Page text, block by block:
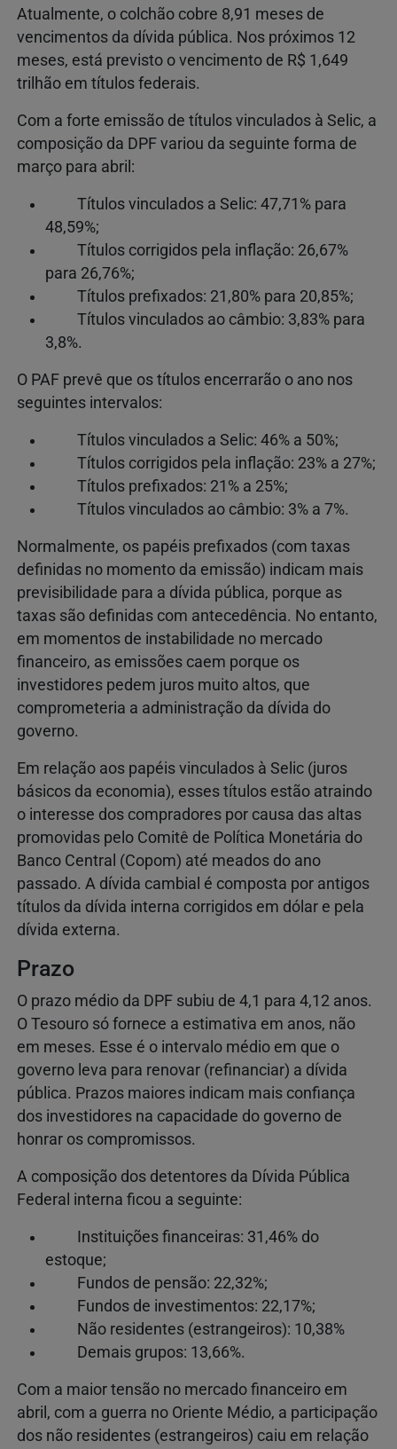
Atualmente, o colchão cobre 8,91 meses de
vencimentos da dívida pública. Nos próximos 12
meses, está previsto o vencimento de R$ 1,649
trilhão em títulos federais.
Com a forte emissão de títulos vinculados à Selic, a
composição da DPF variou da seguinte forma de
março para abril:
Títulos vinculados a Selic: 47,71% para
48,59%;
Títulos corrigidos pela inflação: 26,67%
para 26,76%;
Títulos prefixados: 21,80% para 20,85%;
Títulos vinculados ao câmbio: 3,83% para
3,8%.
O PAF prevê que os títulos encerrarão o ano nos
seguintes intervalos:
Títulos vinculados a Selic: 46% a 50%;
Títulos corrigidos pela inflação: 23% a 27%;
Títulos prefixados: 21% a 25%;
Títulos vinculados ao câmbio: 3% a 7%.
Normalmente, os papéis prefixados (com taxas
definidas no momento da emissão) indicam mais
previsibilidade para a dívida pública, porque as
taxas são definidas com antecedência. No entanto,
em momentos de instabilidade no mercado
financeiro, as emissões caem porque os
investidores pedem juros muito altos, que
comprometeria a administração da dívida do
governo.
Em relação aos papéis vinculados à Selic (juros
básicos da economia), esses títulos estão atraindo
o interesse dos compradores por causa das altas
promovidas pelo Comitê de Política Monetária do
Banco Central (Copom) até meados do ano
passado. A dívida cambial é composta por antigos
títulos da dívida interna corrigidos em dólar e pela
dívida externa.
Prazo
O prazo médio da DPF subiu de 4,1 para 4,12 anos.
O Tesouro só fornece a estimativa em anos, não
em meses. Esse é o intervalo médio em que o
governo leva para renovar (refinanciar) a dívida
pública. Prazos maiores indicam mais confiança
dos investidores na capacidade do governo de
honrar os compromissos.
A composição dos detentores da Dívida Pública
Federal interna ficou a seguinte:
Instituições financeiras: 31,46% do
estoque;
Fundos de pensão: 22,32%;
Fundos de investimentos: 22,17%;
Não residentes (estrangeiros): 10,38%
Demais grupos: 13,66%.
Com a maior tensão no mercado financeiro em
abril, com a guerra no Oriente Médio, a participação
dos não residentes (estrangeiros) caiu em relação